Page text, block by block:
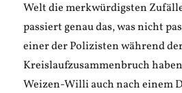
Welt die merkwürdigsten
passiert genau das, was nicht
einer der Polizisten während
Kreislaufzusammenbruch
Weizen-Willi auch nach einem